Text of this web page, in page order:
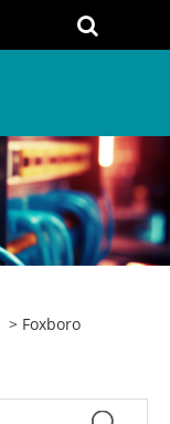
> Foxboro